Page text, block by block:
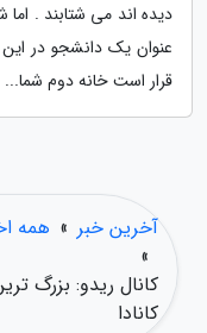
دیده اند می شتابند .
عنوان یک دانشجو در
قرار است خانه دوم شما...
آخرین خبر » همه
»
کانال ریدو: بزرگ
کانادا